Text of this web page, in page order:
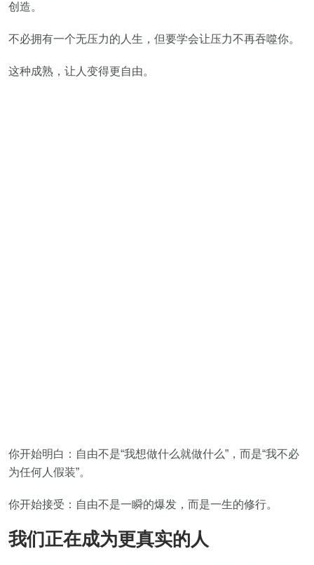
创造。
不必拥有一个无压力的人生，但要学会让压力不再吞噬你。
这种成熟，让人变得更自由。
你开始明白：自由不是“我想做什么就做什么”，而是“我不必
为任何人假装”。
你开始接受：自由不是一瞬的爆发，而是一生的修行。
我们正在成为更真实的人